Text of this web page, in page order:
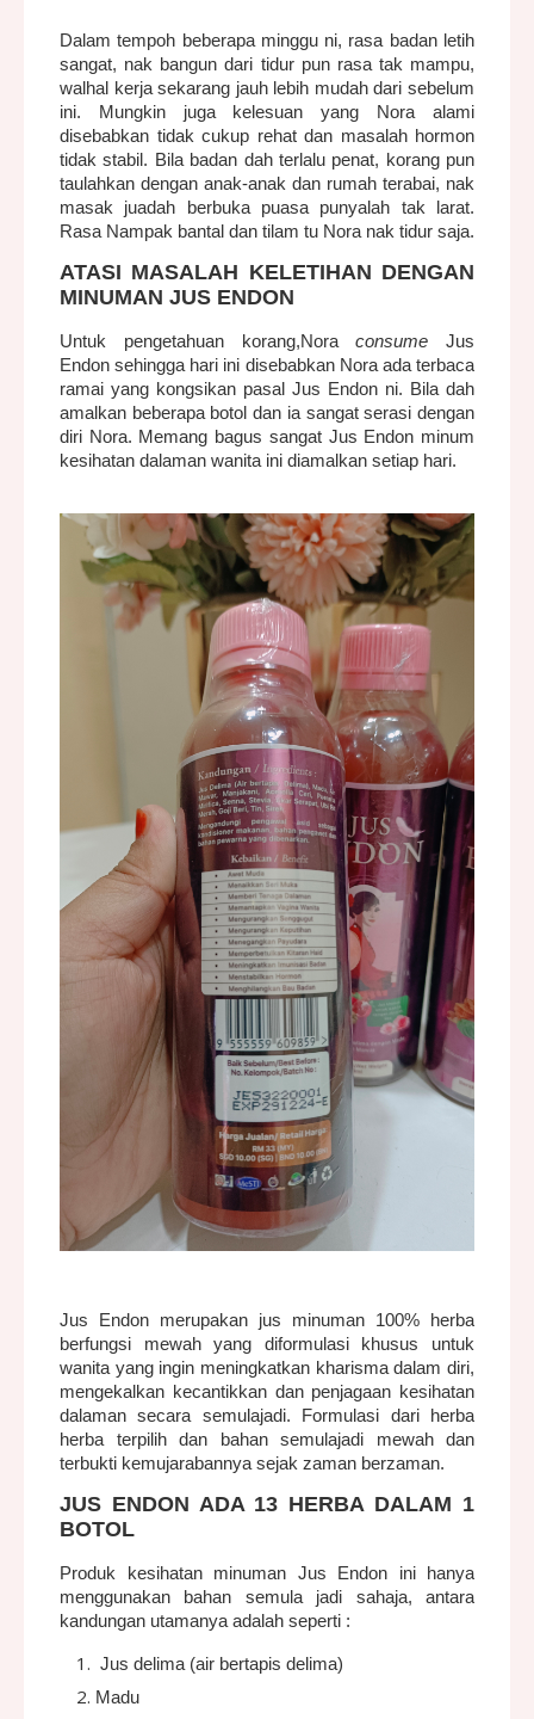
Dalam tempoh beberapa minggu ni, rasa badan letih
sangat, nak bangun dari tidur pun rasa tak mampu,
walhal kerja sekarang jauh lebih mudah dari sebelum
ini. Mungkin juga kelesuan yang Nora alami
disebabkan tidak cukup rehat dan masalah hormon
tidak stabil. Bila badan dah terlalu penat, korang pun
taulahkan dengan anak-anak dan rumah terabai, nak
masak juadah berbuka puasa punyalah tak larat.
Rasa Nampak bantal dan tilam tu Nora nak tidur saja.
ATASI MASALAH KELETIHAN DENGAN
MINUMAN JUS ENDON
Untuk pengetahuan korang,Noraconsume Jus
Endon sehingga hari ini disebabkan Nora ada terbaca
ramai yang kongsikan pasal Jus Endon ni. Bila dah
amalkan beberapa botol dan ia sangat serasi dengan
diri Nora. Memang bagus sangat Jus Endon minum
kesihatan dalaman wanita ini diamalkan setiap hari.
Jus Endon merupakan jus minuman 100% herba
berfungsi mewah yang diformulasi khusus untuk
wanita yang ingin meningkatkan kharisma dalam diri,
mengekalkan kecantikkan dan penjagaan kesihatan
dalaman secara semulajadi. Formulasi dari herba
herba terpilih dan bahan semulajadi mewah dan
terbukti kemujarabannya sejak zaman berzaman.
JUS ENDON ADA 13 HERBA DALAM 1
BOTOL
Produk kesihatan minuman Jus Endon ini hanya
menggunakan bahan semula jadi sahaja, antara
kandungan utamanya adalah seperti :
Jus delima (air bertapis delima)
Madu